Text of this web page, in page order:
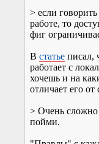
> если
работе, то
фиг
В статье писал,
работает с
хочешь и на
отличает его от
> Очень сложно
пойми.